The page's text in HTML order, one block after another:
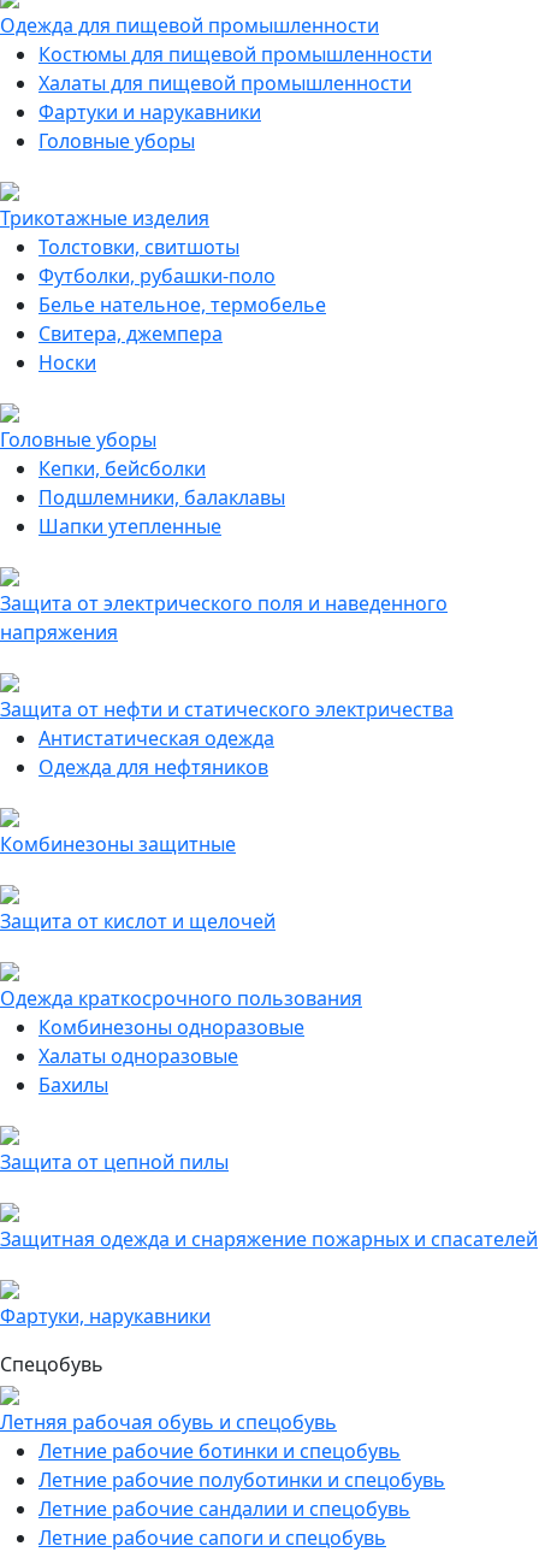
Одежда для пищевой промышленности
Костюмы для пищевой промышленности
Халаты для пищевой промышленности
Фартуки и нарукавники
Головные уборы
Трикотажные изделия
Толстовки, свитшоты
Футболки, рубашки-поло
Белье нательное, термобелье
Свитера, джемпера
Носки
Головные уборы
Кепки, бейсболки
Подшлемники, балаклавы
Шапки утепленные
Защита от электрического поля и наведенного
напряжения
Защита от нефти и статического электричества
Антистатическая одежда
Одежда для нефтяников
Комбинезоны защитные
Защита от кислот и щелочей
Одежда краткосрочного пользования
Комбинезоны одноразовые
Халаты одноразовые
Бахилы
Защита от цепной пилы
Защитная одежда и снаряжение пожарных и спасателей
Фартуки, нарукавники
Спецобувь
Летняя рабочая обувь и спецобувь
Летние рабочие ботинки и спецобувь
Летние рабочие полуботинки и спецобувь
Летние рабочие сандалии и спецобувь
Летние рабочие сапоги и спецобувь